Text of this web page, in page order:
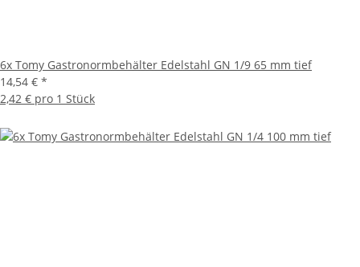
6x Tomy Gastronormbehälter Edelstahl GN 1/9 65 mm tief
14,54 € *
2,42 € pro 1 Stück